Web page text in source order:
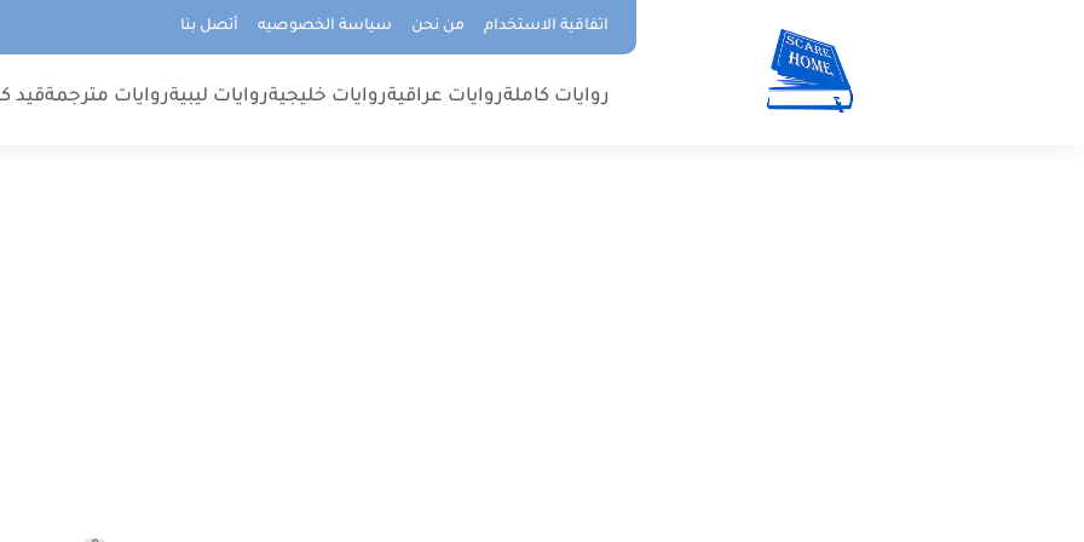
اتفاقية الاستخدام من نحن سياسة الخصوصيه أتصل بنا
روايات كاملةروايات عراقيةروايات خليجيةروايات ليبيةروايات مترجمةقيد